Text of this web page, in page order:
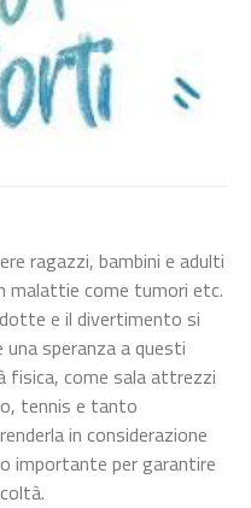
ragazzi, bambini e adulti
malattie come tumori etc.
e il divertimento si
speranza a questi
fisica, come sala attrezzi
tennis e tanto
in considerazione
importante per garantire